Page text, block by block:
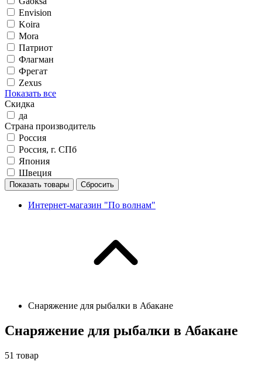
Envision
Koira
Mora
Патриот
Флагман
Фрегат
Zexus
Показать все
Скидка
да
Страна производитель
Россия
Россия, г. СПб
Япония
Швеция
Показать товары Сбросить
Интернет-магазин "По волнам"
Снаряжение для рыбалки в Абакане
Снаряжение для рыбалки в Абакане
51 товар